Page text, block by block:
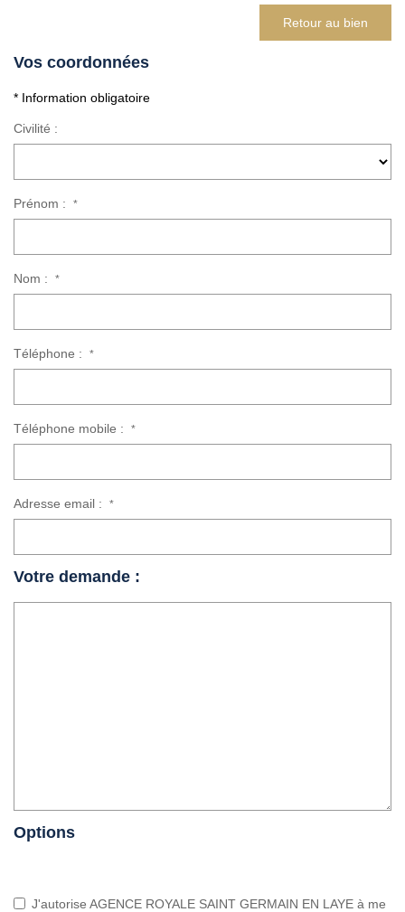
Retour au bien
Vos coordonnées
* Information obligatoire
Civilité :
Prénom : *
Nom : *
Téléphone : *
Téléphone mobile : *
Adresse email : *
Votre demande :
Options
J'autorise AGENCE ROYALE SAINT GERMAIN EN LAYE à me